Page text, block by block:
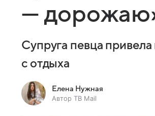
—
Супруга певца
с отдыха
Елена Нужная
Автор ТВ Mail